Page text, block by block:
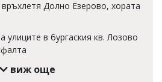
Долно Езерово, хората
улиците в бургаския кв. Лозово
виж още